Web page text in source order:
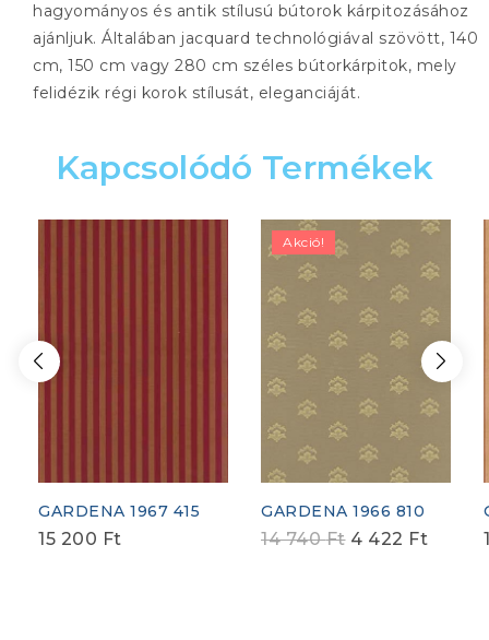
hagyományos és antik stílusú bútorok kárpitozásához
ajánljuk. Általában jacquard technológiával szövött, 140
cm, 150 cm vagy 280 cm széles bútorkárpitok, mely
felidézik régi korok stílusát, eleganciáját.
Kapcsolódó Termékek
GARDENA 1967 415
15 200 Ft
Akció!
GARDENA 1966 810
14 740Ft Original
4 422 Ft